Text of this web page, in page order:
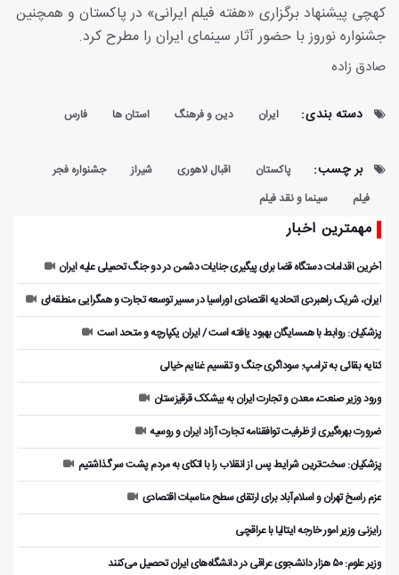
کهچی پیشنهاد برگزاری «هفته فیلم ایرانی» در پاکستان و همچنین
جشنواره نوروز با حضور آثار سینمای ایران را مطرح کرد.
صادق زاده
دسته بندی: ایران دین و فرهنگ استان ها فارس
بر چسب: پاکستان اقبال لاهوری شیراز
جشنواره فجر
فیلم
سینما و نقد فیلم
مهمترین اخبار
آخرین اقدامات دستگاه قضا برای پیگیری جنایات دشمن در دو جنگ تحمیلی علیه ایران
ایران، شریک راهبردی اتحادیه اقتصادی اوراسیا در مسیر توسعه تجارت و همگرایی منطقه‌ای
پزشکیان: روابط با همسایگان بهبود یافته است / ایران یکپارچه و متحد است
کنایه بقائی به ترامپ: سوداگری جنگ و تقسیم غنایم خیالی
ورود وزیر صنعت، معدن و تجارت ایران به بیشکک قرقیزستان
ضرورت بهره‌گیری از ظرفیت توافقنامه تجارت آزاد ایران و روسیه
پزشکیان: سخت‌ترین شرایط پس از انقلاب را با اتکای به مردم پشت سر گذاشتیم
عزم راسخ تهران و اسلام‌آباد برای ارتقای سطح مناسبات اقتصادی
رایزنی وزیر امور خارجه ایتالیا با عراقچی
وزیر علوم: ۵۰ هزار دانشجوی عراقی در دانشگاه‌های ایران تحصیل می‌کنند